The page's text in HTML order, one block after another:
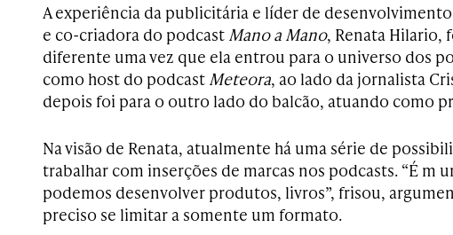
A experiência da publicitária e líder de
e co-criadora do podcast Mano a Mano, Renata Hilario,
diferente uma vez que ela entrou para o universo dos
como host do podcast Meteora, ao lado da jornalista
depois foi para o outro lado do balcão, atuando como
Na visão de Renata, atualmente há uma série de
trabalhar com inserções de marcas nos podcasts. “É m
podemos desenvolver produtos, livros”, frisou,
preciso se limitar a somente um formato.